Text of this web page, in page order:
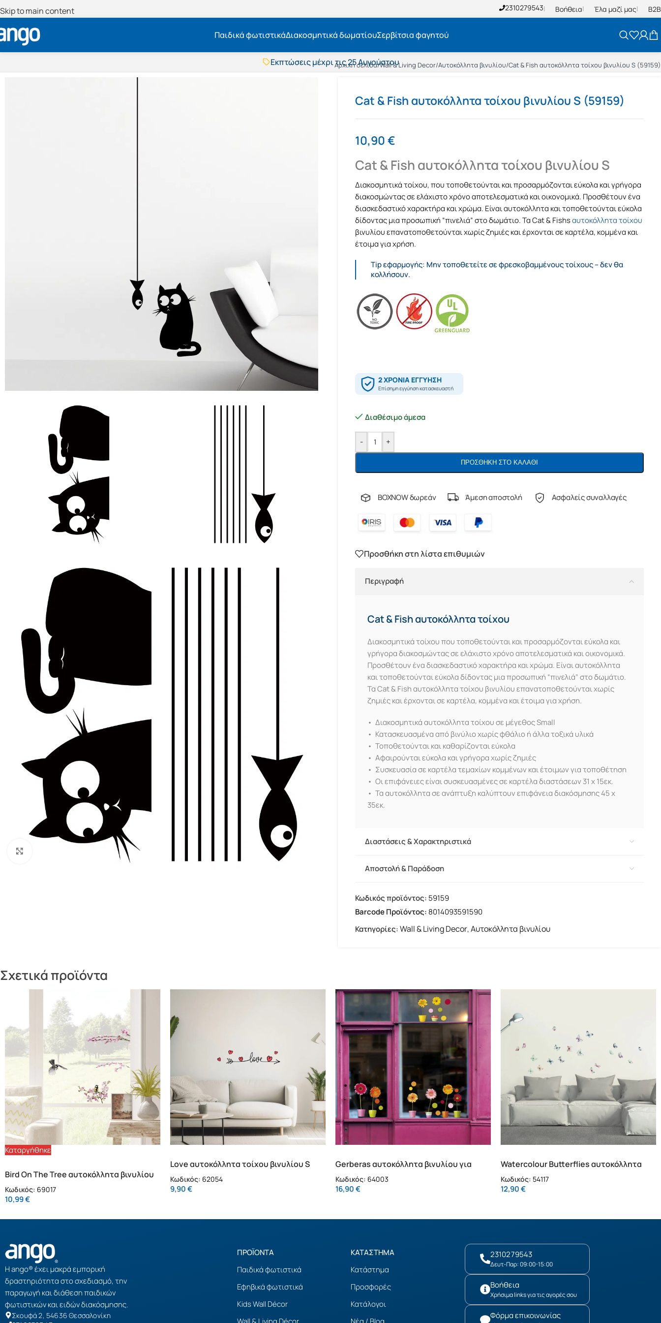
Skip to main content 2310279543 Βοήθεια Έλα μαζί μας B2B
Παιδικά φωτιστικάΔιακοσμητικά δωματίουΣερβίτσια φαγητού
Εκπτώσεις μέχρι τις 25 Αυγούστου
Δωρεάν μεταφορικά
Εκπτώσεις μέχρι τις 25 Αυγούστου
Δωρεάν μεταφορικά
BOXNOW αποστολή
Αρχική σελίδα/Wall & Living Decor/Αυτοκόλλητα βινυλίου/Cat & Fish αυτοκόλλητα τοίχου βινυλίου S (59159)
Cat & Fish αυτοκόλλητα τοίχου βινυλίου S (59159)
10,90€
Cat & Fish αυτοκόλλητα τοίχου βινυλίου S
Διακοσμητικά τοίχου, που τοποθετούνται και προσαρμόζονται εύκολα και γρήγορα
διακοσμώντας σε ελάχιστο χρόνο αποτελεσματικά και οικονομικά. Προσθέτουν ένα
διασκεδαστικό χαρακτήρα και χρώμα. Είναι αυτοκόλλητα και τοποθετούνται εύκολα
δίδοντας μια προσωπική “πινελιά” στο δωμάτιο. Τα Cat & Fishsαυτοκόλλητα τοίχου
βινυλίου επανατοποθετούνται χωρίς ζημιές και έρχονται σε καρτέλα, κομμένα και
έτοιμα για χρήση.
Tip εφαρμογής: Μην τοποθετείτε σε φρεσκοβαμμένους τοίχους – δεν θα
κολλήσουν.
Διαθέσιμο άμεσα
- +
ΠΡΟΣΘΉΚΗ ΣΤΟ ΚΑΛΆΘΙ
BOXNOW δωρεάν Άμεση αποστολή Ασφαλείς συναλλαγές
Προσθήκη στη λίστα επιθυμιών
Περιγραφή
Cat & Fish αυτοκόλλητα τοίχου
Διακοσμητικά τοίχου που τοποθετούνται και προσαρμόζονται εύκολα και
γρήγορα διακοσμώντας σε ελάχιστο χρόνο αποτελεσματικά και οικονομικά.
Προσθέτουν ένα διασκεδαστικό χαρακτήρα και χρώμα. Είναι αυτοκόλλητα
και τοποθετούνται εύκολα δίδοντας μια προσωπική “πινελιά” στο δωμάτιο.
Τα Cat & Fish αυτοκόλλητα τοίχου βινυλίου επανατοποθετούνται χωρίς
ζημιές και έρχονται σε καρτέλα, κομμένα και έτοιμα για χρήση.
• Διακοσμητικά αυτοκόλλητα τοίχου σε μέγεθος Small
• Κατασκευασμένα από βινύλιο χωρίς φθάλιο ή άλλα τοξικά υλικά
• Τοποθετούνται και καθαρίζονται εύκολα
• Αφαιρούνται εύκολα και γρήγορα χωρίς ζημιές
• Συσκευασία σε καρτέλα τεμαχίων κομμένων και έτοιμων για τοποθέτηση
• Οι επιφάνειες είναι συσκευασμένες σε καρτέλα διαστάσεων 31 x 15εκ.
• Τα αυτοκόλλητα σε ανάπτυξη καλύπτουν επιφάνεια διακόσμησης 45 x
35εκ.
Διαστάσεις & Χαρακτηριστικά
Αποστολή & Παράδοση
Barcode Προϊόντος: 8014093591590
Κωδικός προϊόντος: 59159
Κατηγορίες:Wall & Living Decor,Αυτοκόλλητα βινυλίου
Σχετικά προϊόντα
Καταργήθηκε
Bird On The Tree αυτοκόλλητα βινυλίου
για τζάμι S (69017)
Κωδικός: 69017
10,99€
Love αυτοκόλλητα τοίχου βινυλίου S
(62054)
Κωδικός: 62054
9,90€
Gerberas αυτοκόλλητα βινυλίου για
τζάμι M (64003)
Κωδικός: 64003
16,90€
Watercolour Butterflies αυτοκόλλητα
τοίχου βινυλίου M (54117)
Κωδικός: 54117
12,90€
Η ango® έχει μακρά εμπορική
δραστηριότητα στο σχεδιασμό, την
παραγωγή και διάθεση παιδικών
φωτιστικών και ειδών διακόσμησης.
Σκουφά 2, 54636 Θεσσαλονίκη
ΠΡΟΪΟΝΤΑ
Παιδικά φωτιστικά
Εφηβικά φωτιστικά
Kids Wall Décor
ΚΑΤΑΣΤΗΜΑ
Κατάστημα
Προσφορές
Κατάλογοι
2310279543
Δευτ-Παρ: 09:00-15:00
Βοήθεια
Χρήσιμα links για τις αγορές σου
Φόρμα επικοινωνίας